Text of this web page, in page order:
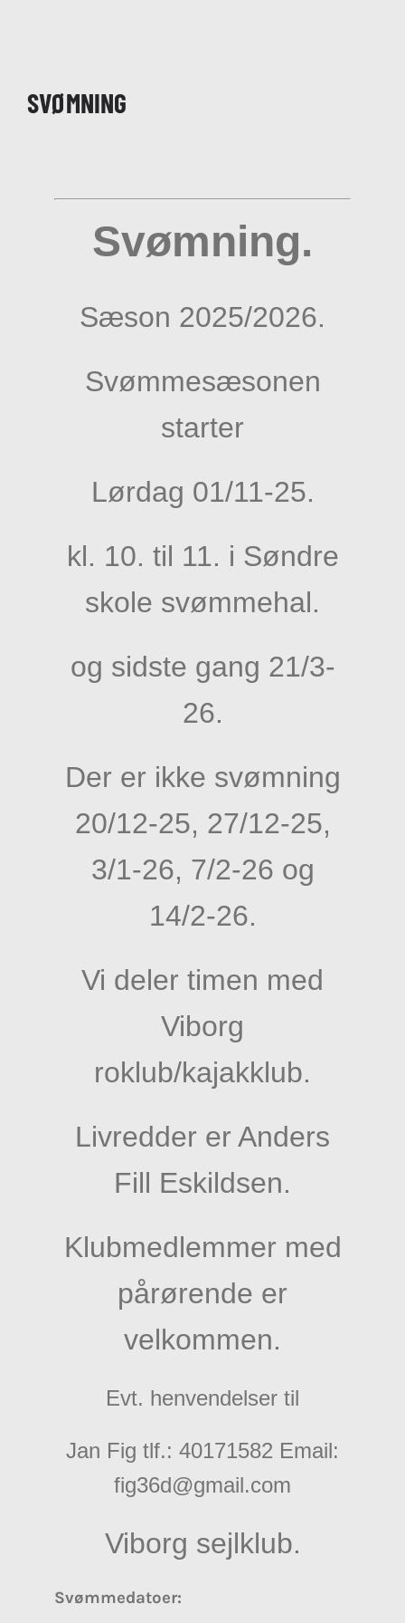
SVØMNING
Svømning.
Sæson 2025/2026.
Svømmesæsonen
starter
Lørdag 01/11-25.
kl. 10. til 11. i Søndre
skole svømmehal.
og sidste gang 21/3-
26.
Der er ikke svømning
20/12-25, 27/12-25,
3/1-26, 7/2-26 og
14/2-26.
Vi deler timen med
Viborg
roklub/kajakklub.
Livredder er Anders
Fill Eskildsen.
Klubmedlemmer med
pårørende er
velkommen.
Evt. henvendelser til
Jan Fig tlf.: 40171582 Email:
fig36d@gmail.com
Viborg sejlklub.
Svømmedatoer: